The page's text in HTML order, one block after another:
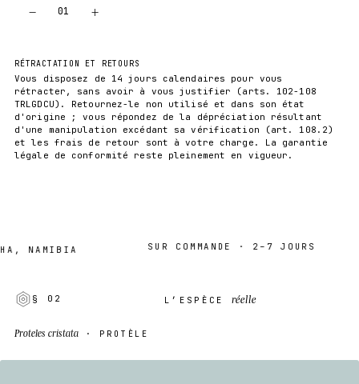
− 01 +
RÉTRACTATION ET RETOURS
Vous disposez de 14 jours calendaires pour vous
rétracter, sans avoir à vous justifier (arts. 102-108
TRLGDCU). Retournez-le non utilisé et dans son état
d'origine ; vous répondez de la dépréciation résultant
d'une manipulation excédant sa vérification (art. 108.2)
et les frais de retour sont à votre charge. La garantie
légale de conformité reste pleinement en vigueur.
SUR COMMANDE · 2–7 JOURS
§ 02 L’ESPÈCEréelle
Proteles cristata · PROTÈLE